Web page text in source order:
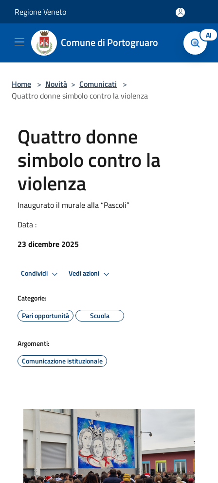
Regione Veneto
Comune di Portogruaro AI
Home > Novità > Comunicati >
Quattro donne simbolo contro la violenza
Quattro donne
simbolo contro la
violenza
Inaugurato il murale alla “Pascoli”
Data :
23 dicembre 2025
Condividi Vedi azioni
Categorie:
Pari opportunità
Scuola
Argomenti:
Comunicazione istituzionale